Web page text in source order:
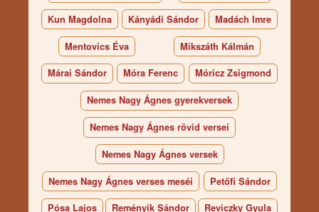
Kun Magdolna Kányádi Sándor Madách Imre
Mentovics Éva Mikszáth Kálmán
Márai Sándor Móra Ferenc Móricz Zsigmond
Nemes Nagy Ágnes gyerekversek
Nemes Nagy Ágnes rövid versei
Nemes Nagy Ágnes versek
Nemes Nagy Ágnes verses meséi Petőfi Sándor
Pósa Lajos Reményik Sándor Reviczky Gyula